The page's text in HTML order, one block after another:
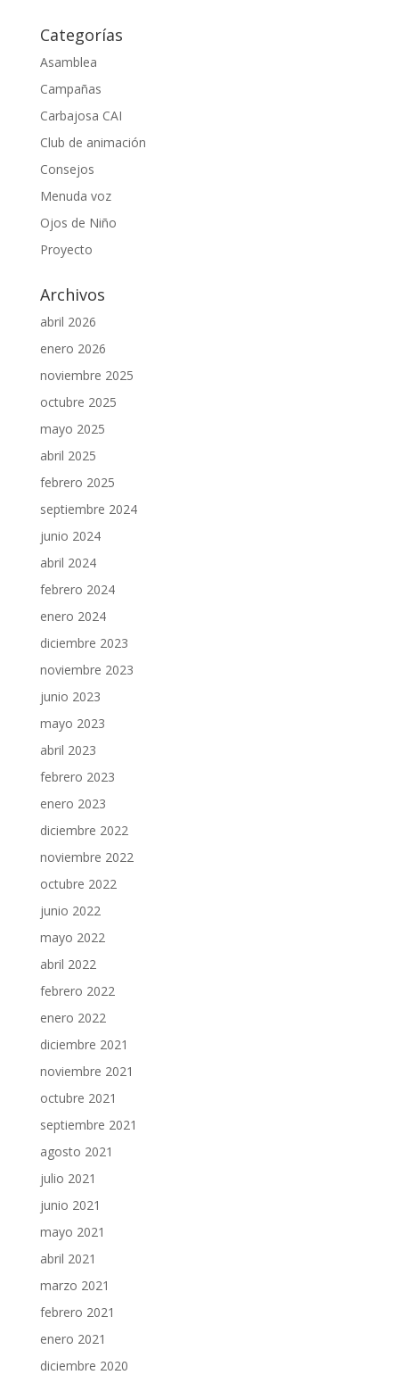
Categorías
Asamblea
Campañas
Carbajosa CAI
Club de animación
Consejos
Menuda voz
Ojos de Niño
Proyecto
Archivos
abril 2026
enero 2026
noviembre 2025
octubre 2025
mayo 2025
abril 2025
febrero 2025
septiembre 2024
junio 2024
abril 2024
febrero 2024
enero 2024
diciembre 2023
noviembre 2023
junio 2023
mayo 2023
abril 2023
febrero 2023
enero 2023
diciembre 2022
noviembre 2022
octubre 2022
junio 2022
mayo 2022
abril 2022
febrero 2022
enero 2022
diciembre 2021
noviembre 2021
octubre 2021
septiembre 2021
agosto 2021
julio 2021
junio 2021
mayo 2021
abril 2021
marzo 2021
febrero 2021
enero 2021
diciembre 2020